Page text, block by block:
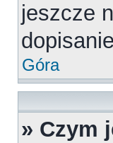
jeszcze
Góra
» Czym